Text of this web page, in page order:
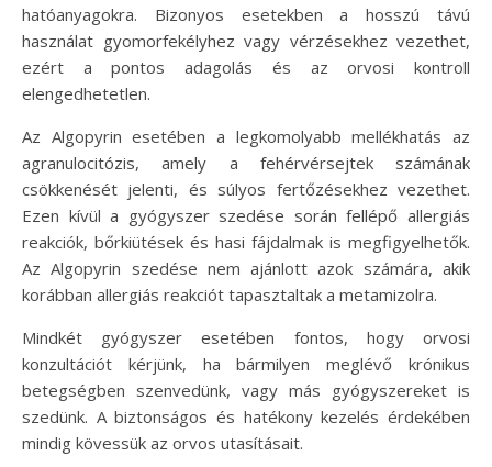
hatóanyagokra. Bizonyos esetekben a hosszú távú
használat gyomorfekélyhez vagy vérzésekhez vezethet,
ezért a pontos adagolás és az orvosi kontroll
elengedhetetlen.
Az Algopyrin esetében a legkomolyabb mellékhatás az
agranulocitózis, amely a fehérvérsejtek számának
csökkenését jelenti, és súlyos fertőzésekhez vezethet.
Ezen kívül a gyógyszer szedése során fellépő allergiás
reakciók, bőrkiütések és hasi fájdalmak is megfigyelhetők.
Az Algopyrin szedése nem ajánlott azok számára, akik
korábban allergiás reakciót tapasztaltak a metamizolra.
Mindkét gyógyszer esetében fontos, hogy orvosi
konzultációt kérjünk, ha bármilyen meglévő krónikus
betegségben szenvedünk, vagy más gyógyszereket is
szedünk. A biztonságos és hatékony kezelés érdekében
mindig kövessük az orvos utasításait.